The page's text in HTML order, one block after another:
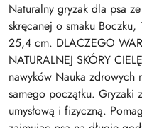
Naturalny gryzak dla psa
skręcanej o smaku
25,4 cm. DLACZEGO
NATURALNEJ SKÓRY
nawyków Nauka zdrowych
samego początku. Gryzaki
umysłową i fizyczną.